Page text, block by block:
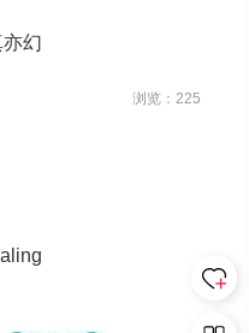
幻
浏览：225